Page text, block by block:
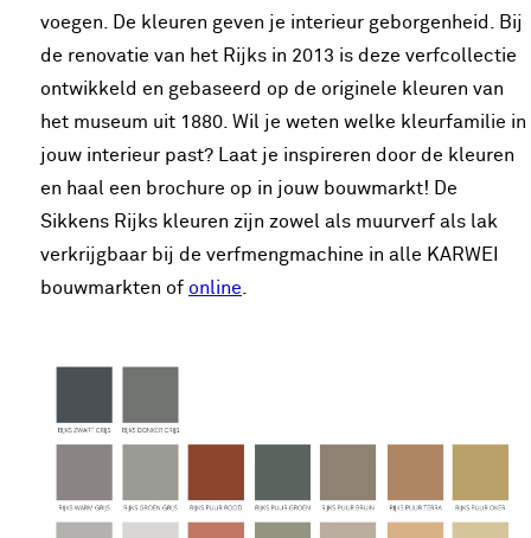
voegen. De kleuren geven je interieur geborgenheid. Bij
de renovatie van het Rijks in 2013 is deze verfcollectie
ontwikkeld en gebaseerd op de originele kleuren van
het museum uit 1880. Wil je weten welke kleurfamilie in
jouw interieur past? Laat je inspireren door de kleuren
en haal een brochure op in jouw bouwmarkt! De
Sikkens Rijks kleuren zijn zowel als muurverf als lak
verkrijgbaar bij de verfmengmachine in alle KARWEI
bouwmarkten of online